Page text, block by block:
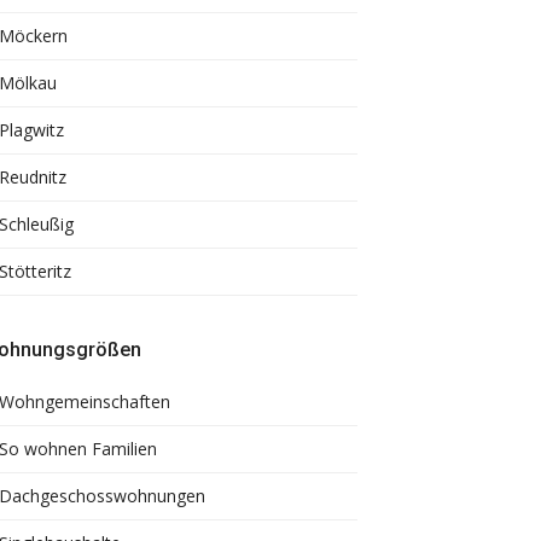
Möckern
Mölkau
Plagwitz
Reudnitz
Schleußig
Stötteritz
Wohngemeinschaften
So wohnen Familien
Dachgeschosswohnungen